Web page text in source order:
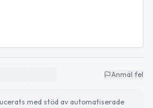
Anmäl fel
med stöd av automatiserade